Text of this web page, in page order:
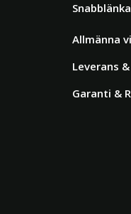
Allmänna
Leverans
Garanti &